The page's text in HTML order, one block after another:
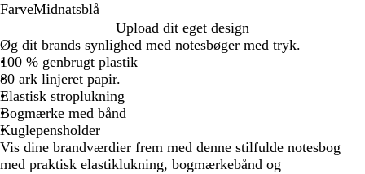
FarveMidnatsblå
i
d
n
a
t
s
b
l
Upload dit eget design
Øg dit brands synlighed med notesbøger med tryk.
100 % genbrugt plastik
80 ark linjeret papir.
Elastisk stroplukning
Bogmærke med bånd
Kuglepensholder
Vis dine brandværdier frem med denne stilfulde notesbog
med praktisk elastiklukning, bogmærkebånd og